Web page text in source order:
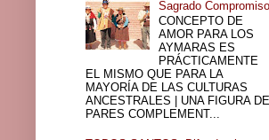
Sagrado Compromiso
CONCEPTO DE
AMOR PARA LOS
AYMARAS ES
PRÁCTICAMENTE
EL MISMO QUE PARA LA
MAYORÍA DE LAS CULTURAS
ANCESTRALES | UNA FIGURA DE
PARES COMPLEMENT...